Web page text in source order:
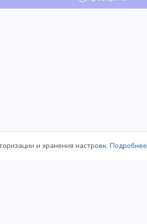
и хранения настроек. Подробнее